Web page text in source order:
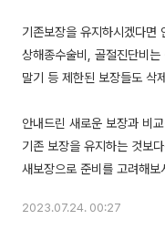
기존보장을 유지하시겠다면
상해종수술비, 골절진단비는
말기 등 제한된 보장들도 삭
안내드린 새로운 보장과 비
기존 보장을 유지하는 것보
2023.07.24. 00:27